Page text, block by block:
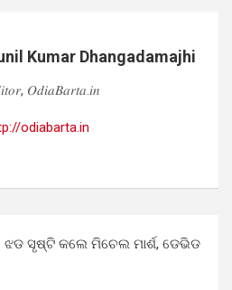
Kumar Dhangadamajhi
𝑂𝑑𝑖𝑎𝐵𝑎𝑟𝑡𝑎.𝑖𝑛
odiabarta.in
ସୃଷ୍ଟି କଲେ ମିଚେଲ ମାର୍ଶ, ଡେଭିଡ